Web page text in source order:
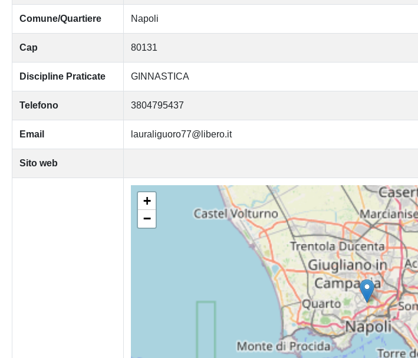
Comune/Quartiere Napoli
Cap 80131
Discipline Praticate GINNASTICA
Telefono 3804795437
Email lauraliguoro77@libero.it
Sito web
+
−